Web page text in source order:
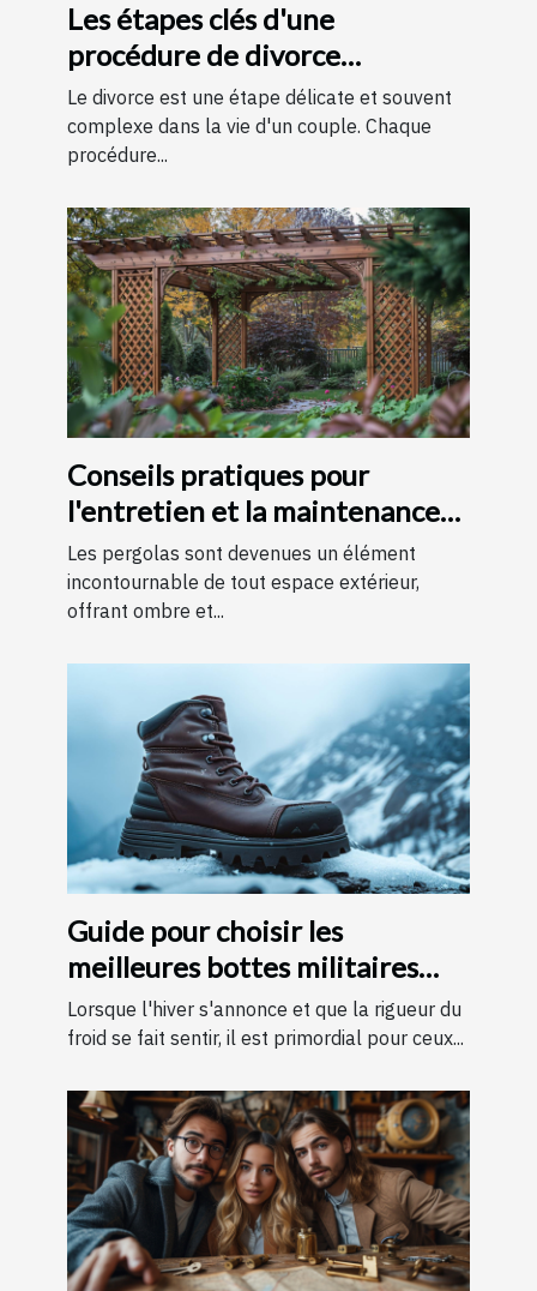
Les étapes clés d'une
procédure de divorce
expliquées simplement
Le divorce est une étape délicate et souvent
complexe dans la vie d'un couple. Chaque
procédure...
Conseils pratiques pour
l'entretien et la maintenance
des pergolas
Les pergolas sont devenues un élément
incontournable de tout espace extérieur,
offrant ombre et...
Guide pour choisir les
meilleures bottes militaires
pour l'hiver
Lorsque l'hiver s'annonce et que la rigueur du
froid se fait sentir, il est primordial pour ceux...